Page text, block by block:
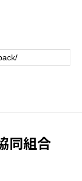
同組合